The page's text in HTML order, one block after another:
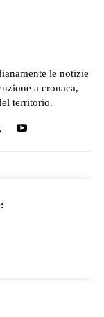
le notizie
a cronaca,
territorio.